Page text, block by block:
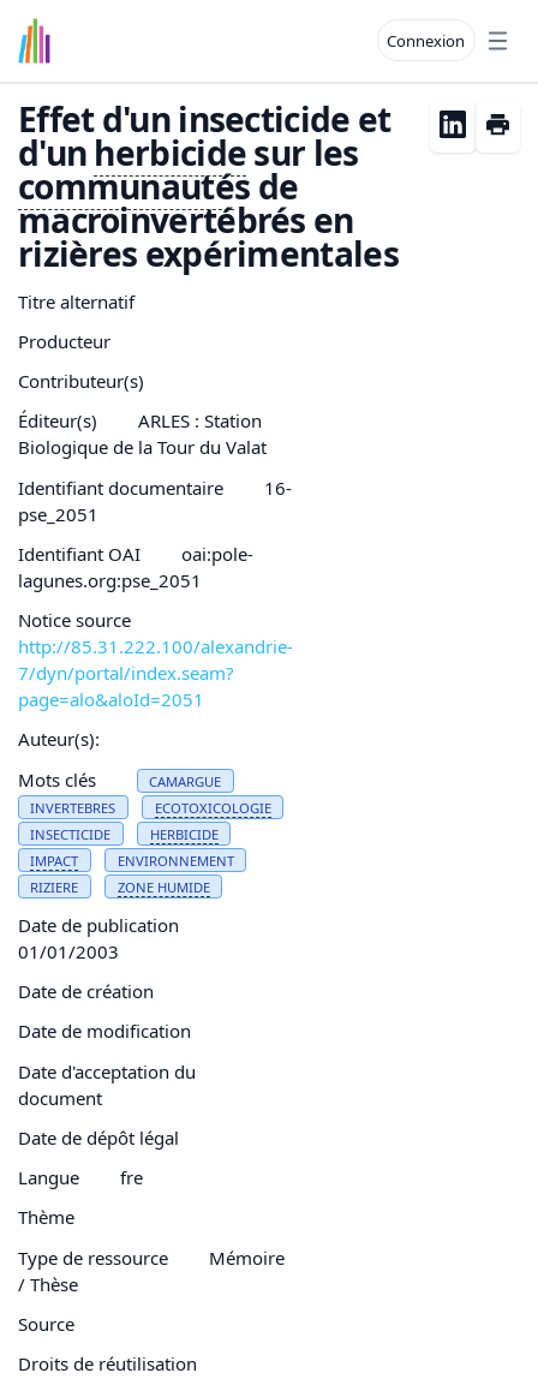
Connexion
Effet d'un insecticide et
d'un herbicidesur les
communautés de
macroinvertébrés en
rizières expérimentales
Titre alternatif
Producteur
Contributeur(s)
Éditeur(s)
ARLES : Station
Biologique de la Tour du Valat
Identifiant documentaire
16-
pse_2051
Identifiant OAI
oai:pole-
lagunes.org:pse_2051
Notice source
http://85.31.222.100/alexandrie-
7/dyn/portal/index.seam?
page=alo&aloId=2051
Auteur(s):
Mots clés
CAMARGUE
INVERTEBRES
ECOTOXICOLOGIE
INSECTICIDE
HERBICIDE
IMPACT
ENVIRONNEMENT
RIZIERE
ZONE HUMIDE
Date de publication
01/01/2003
Date de création
Date de modification
Date d'acceptation du
document
Date de dépôt légal
Langue
fre
Thème
Type de ressource
Mémoire
/ Thèse
Source
Droits de réutilisation